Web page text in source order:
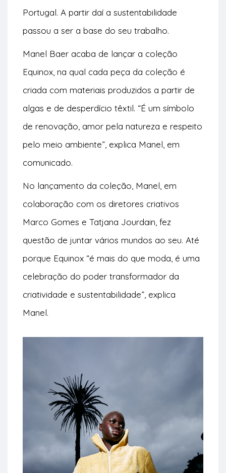
Portugal. A partir daí a sustentabilidade
passou a ser a base do seu trabalho.
Manel Baer acaba de lançar a coleção
Equinox, na qual cada peça da coleção é
criada com materiais produzidos a partir de
algas e de desperdício têxtil. “É um símbolo
de renovação, amor pela natureza e respeito
pelo meio ambiente”, explica Manel, em
comunicado.
No lançamento da coleção, Manel, em
colaboração com os diretores criativos
Marco Gomes e Tatjana Jourdain, fez
questão de juntar vários mundos ao seu. Até
porque Equinox “é mais do que moda, é uma
celebração do poder transformador da
criatividade e sustentabilidade”, explica
Manel.